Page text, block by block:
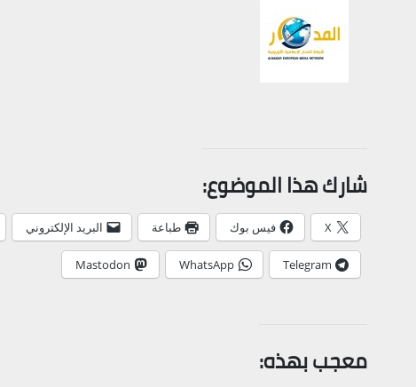
شارك هذا الموضوع:
X فيس بوك طباعة البريد الإلكتروني
Telegram
WhatsApp
Mastodon
معجب بهذه: